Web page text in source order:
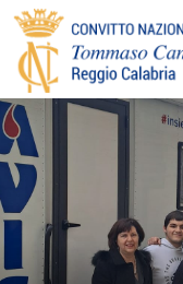
PERSONALE
Comunicazioni Esterne